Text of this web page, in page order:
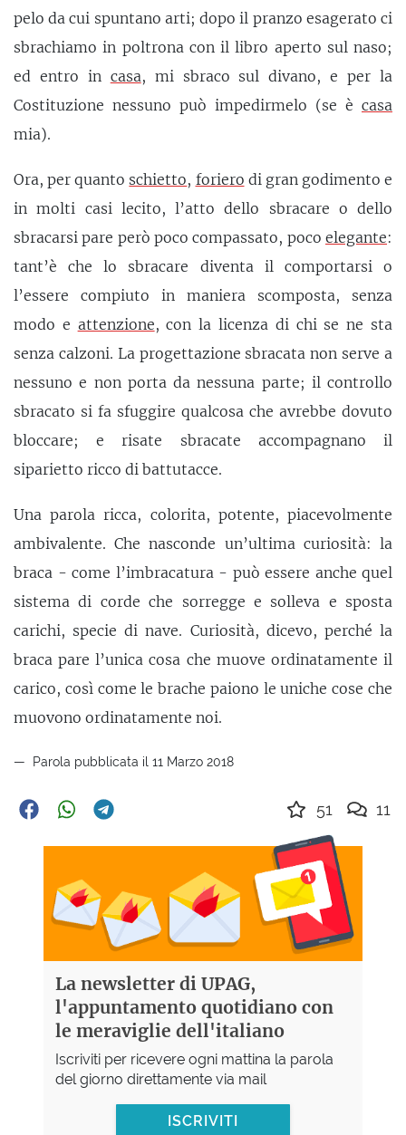
pelo da cui spuntano arti; dopo il pranzo esagerato ci
sbrachiamo in poltrona con il libro aperto sul naso;
ed entro in casa, mi sbraco sul divano, e per la
Costituzione nessuno può impedirmelo (se è casa
mia).
Ora, per quanto schietto, foriero di gran godimento e
in molti casi lecito, l’atto dello sbracare o dello
sbracarsi pare però poco compassato, poco elegante:
tant’è che lo sbracare diventa il comportarsi o
l’essere compiuto in maniera scomposta, senza
modo e attenzione, con la licenza di chi se ne sta
senza calzoni. La progettazione sbracata non serve a
nessuno e non porta da nessuna parte; il controllo
sbracato si fa sfuggire qualcosa che avrebbe dovuto
bloccare; e risate sbracate accompagnano il
siparietto ricco di battutacce.
Una parola ricca, colorita, potente, piacevolmente
ambivalente. Che nasconde un’ultima curiosità: la
braca - come l’imbracatura - può essere anche quel
sistema di corde che sorregge e solleva e sposta
carichi, specie di nave. Curiosità, dicevo, perché la
braca pare l’unica cosa che muove ordinatamente il
carico, così come le brache paiono le uniche cose che
muovono ordinatamente noi.
Parola pubblicata il 11 Marzo 2018
51 11
La newsletter di UPAG,
l'appuntamento quotidiano con
le meraviglie dell'italiano
Iscriviti per ricevere ogni mattina la parola
del giorno direttamente via mail
ISCRIVITI